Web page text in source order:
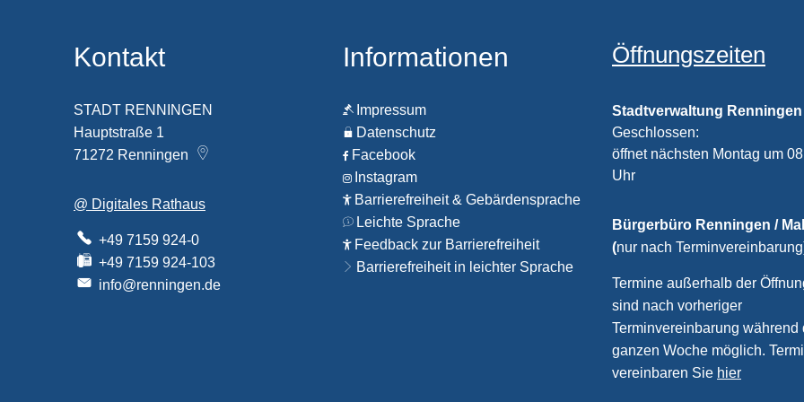
Kontakt
STADT RENNINGEN
Hauptstraße 1
71272 Renningen
@ Digitales Rathaus
+49 7159 924-0
+49 7159 924-103
info@renningen.de
Informationen
Impressum
Datenschutz
Facebook
Instagram
Barrierefreiheit & Gebärdensprache
Leichte Sprache
Feedback zur Barrierefreiheit
Barrierefreiheit in leichter Sprache
Öffnungszeiten
Stadtverwaltung Renningen
Klicken, um weitere
Geschlossen:
öffnet nächsten Montag um
Uhr
Bürgerbüro Renningen /
(nur nach
Termine außerhalb der
sind nach vorheriger
Terminvereinbarung während
ganzen Woche möglich.
vereinbaren Sie hier